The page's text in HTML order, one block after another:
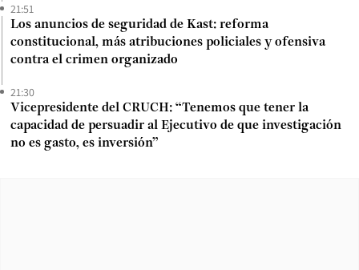
21:51
Los anuncios de seguridad de Kast: reforma
constitucional, más atribuciones policiales y ofensiva
contra el crimen organizado
21:30
Vicepresidente del CRUCH: “Tenemos que tener la
capacidad de persuadir al Ejecutivo de que investigación
no es gasto, es inversión”